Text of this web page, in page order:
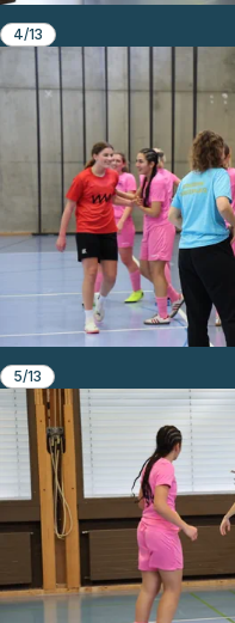
4/13
5/13